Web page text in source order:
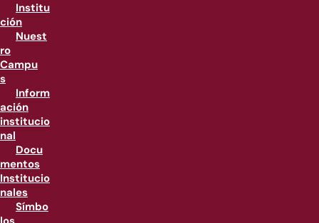
Institu
ción
Nuest
ro
Campu
s
Inform
ación
institucio
nal
Docu
mentos
Institucio
nales
Símbo